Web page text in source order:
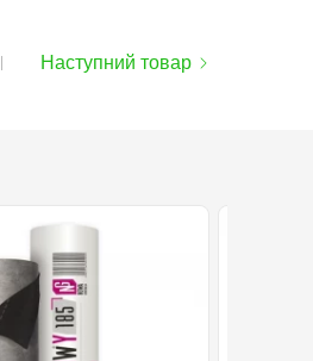
Наступний товар